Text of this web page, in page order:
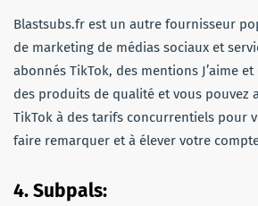
Blastsubs.fr est un autre fournisseur
de marketing de médias sociaux et
abonnés TikTok, des mentions J’aime
des produits de qualité et vous pouvez
TikTok à des tarifs concurrentiels pour
faire remarquer et à élever votre
4. Subpals: